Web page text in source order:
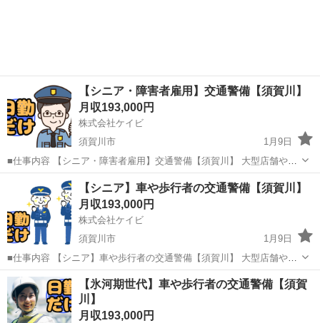
【シニア・障害者雇用】交通警備【須賀川】
月収193,000円
株式会社ケイビ
須賀川市
1月9日
■仕事内容 【シニア・障害者雇用】交通警備【須賀川】 大型店舗やス
ーパーなどの駐車場における警備業務、工事現場等での交通誘導をお
任せします。 立ち仕事ではありますが、力を使う仕事はありません。
年齢を問わず活躍できる...
須賀川市 警備員 障害者雇用
【シニア】車や歩行者の交通警備【須賀川】
月収193,000円
株式会社ケイビ
須賀川市
1月9日
■仕事内容 【シニア】車や歩行者の交通警備【須賀川】 大型店舗やス
ーパーなどの駐車場における警備業務、工事現場等での交通誘導をお
任せします。 立ち仕事ではありますが、力を使う仕事はありません。
年齢を問わず活躍できる...
福島 須賀川市 警備員 未経験
【氷河期世代】車や歩行者の交通警備【須賀
川】
月収193,000円